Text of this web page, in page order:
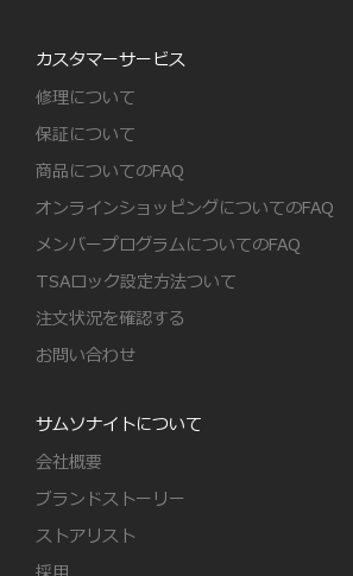
カスタマーサービス
修理について
保証について
商品についてのFAQ
オンラインショッピングについてのFAQ
メンバープログラムについてのFAQ
TSAロック設定方法ついて
注文状況を確認する
お問い合わせ
サムソナイトについて
会社概要
ブランドストーリー
ストアリスト